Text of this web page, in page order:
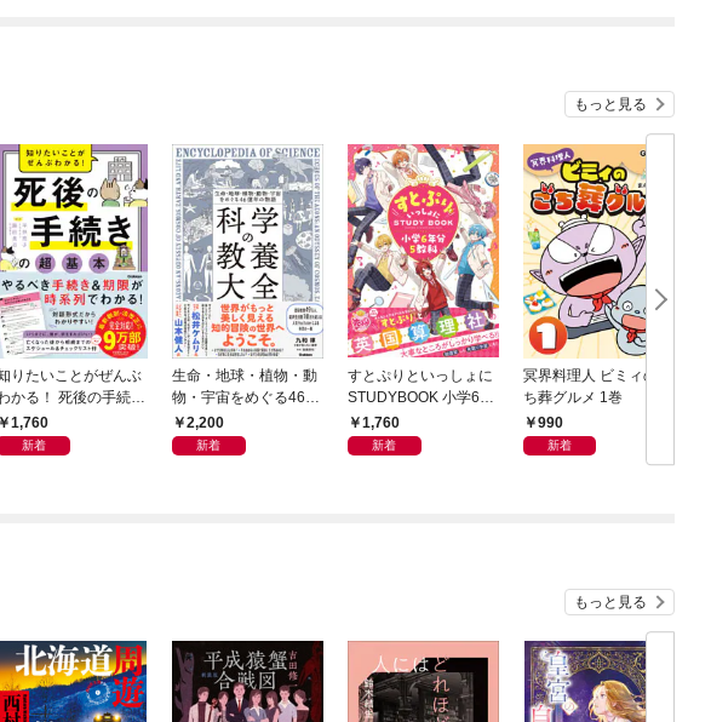
もっと見る
りたいことがぜんぶ
かる！ 死後の手続き
の超基本
1,760
新着
生命・地球・植物・動
物・宇宙をめぐる46億
年の物語 科学の教養大
全
2,200
新着
すとぷりといっしょに
STUDYBOOK 小学6年
分5教科
1,760
新着
冥界料理人 ビミィのご
ち葬グルメ 1巻
990
新着
もっと見る